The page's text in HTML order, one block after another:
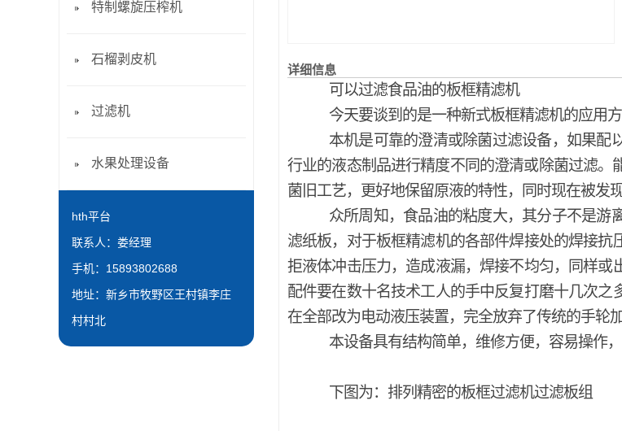
详细信息
可以过滤食品油的板框精滤机
今天要谈到的是一种新式板框精滤机的应用
本机是可靠的澄清或除菌过滤设备，如果配
行业的液态制品进行精度不同的澄清或除菌过滤。
菌旧工艺，更好地保留原液的特性，同时现在被发
众所周知，食品油的粘度大，其分子不是游
滤纸板，对于板框精滤机的各部件焊接处的焊接
拒液体冲击压力，造成液漏，焊接不均匀，同样
配件要在数十名技术工人的手中反复打磨十几次
在全部改为电动液压装置，完全放弃了传统的手轮
本设备具有结构简单，维修方便，容易操作
下图为：排列精密的板框过滤机过滤板组
特制螺旋压榨机
石榴剥皮机
过滤机
水果处理设备
hth平台
联系人：娄经理
手机：15893802688
地址：新乡市牧野区王村镇李庄
村村北